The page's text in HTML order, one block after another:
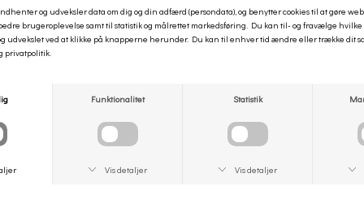
• Brunt mønster med nitter og hulmønster
• Firkantet guld spænde
• Praktisk accessory